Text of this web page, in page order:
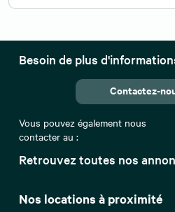
Retrouvez toutes nos
Nos locations à proximité
Besoin de plus
Contactez-
Vous pouvez également nous
contacter au :